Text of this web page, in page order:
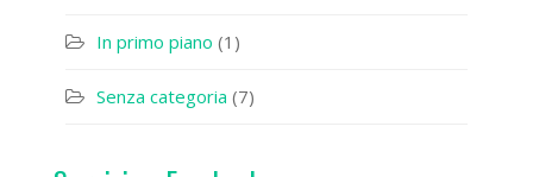
In primo piano (1)
Senza categoria (7)